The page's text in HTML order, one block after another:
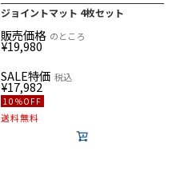
ジョイントマット 4枚セット
販売価格
¥19,980
のところ
SALE特価
¥17,982
税込
10％OFF
送料無料